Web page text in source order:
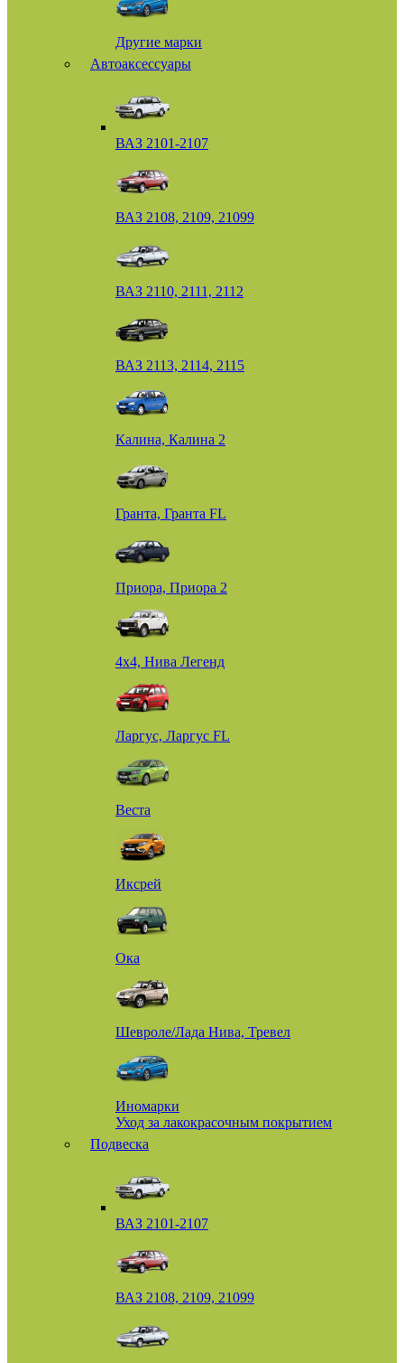
Другие марки
Автоаксессуары
ВАЗ 2101-2107
ВАЗ 2108, 2109, 21099
ВАЗ 2110, 2111, 2112
ВАЗ 2113, 2114, 2115
Калина, Калина 2
Гранта, Гранта FL
Приора, Приора 2
4х4, Нива Легенд
Ларгус, Ларгус FL
Веста
Иксрей
Ока
Шевроле/Лада Нива, Тревел
Иномарки
Уход за лакокрасочным покрытием
Подвеска
ВАЗ 2101-2107
ВАЗ 2108, 2109, 21099